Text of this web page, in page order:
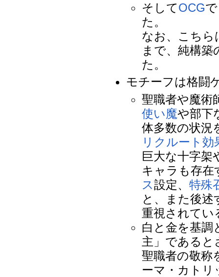
そしてOCG
た。
なお、こちら
まで、純構築
た。
モチーフは格闘
聖職者や魔術
使い魔や部下
体多数の状況
リクルート効
巨大な十字架
キャラも存在
ス設定、特殊
と、また後述
重視されてい
白と金を基調
主」であると
聖職者の敬称
ーマ・カトリ